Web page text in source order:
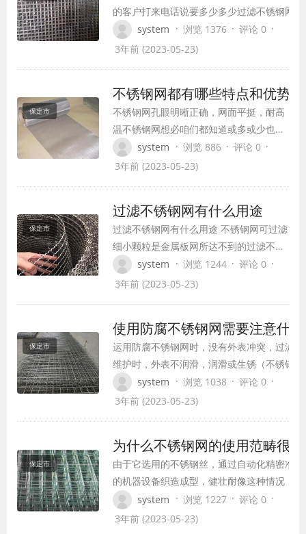
的客户打来电话说要多少多少过滤不锈钢网
我们报价从前会说报价高，高的离谱，贵上
倍。可是这儿边存在着许多的误解， 许多客
有多少个孔便是多少目，可这对我们作…
system · 浏览 1376 · 评论 0 ·
3年前 (2023-05-23)
保定市
不锈钢网都有哪些特点和优势
不锈钢网孔眼明晰正确，网面平挺，耐高
温不锈钢网想必咱们都知道或多或少也听
说过的，由于它在咱们日子的每个旮旯都
会用到。金属筛网孔眼明晰正确、网面平
金属筛网用黄铜丝、磷铜丝、不锈钢丝为
质料织成，金属丝粗细标准依照要求设
定。蚕丝筛网…
system · 浏览 886 · 评论 0 ·
3年前 (2023-05-23)
保定市
过滤不锈钢网有什么用途
过滤不锈钢网有什么用途 不锈钢网可过滤
细小颗粒是金属板网所达不到的过滤不锈
钢网用处：首要用于气体、液体过滤及其
他介质别离；酸、碱环境条件下筛分和过
力过滤器、燃油过滤、真空过滤器、空气
滤清器及散热处理，做滤芯质料。 也可用
于修建、…
system · 浏览 1244 · 评论 0 ·
3年前 (2023-05-23)
保定市
使用防腐不锈钢网需要注意什么
运用防腐不锈钢网时，没有外表冲突，过滤或
维护时，外表不润滑，润滑或生锈（不锈钢会
生锈）长时刻在自然界中运用，所以外表防腐
不锈钢网眼喷涂工艺被以为是不过，有些客户
前，烤箱的温度有必要高于200度。假如没有
到达温度，当粉末在…
system · 浏览 1038 · 评论 0 ·
3年前 (2023-05-23)
保定市
为什么不锈钢网的使用范畴很广
由于它选用的不锈钢丝，通过自动化精密准确
的机器设备织造成型，健壮耐像这种情况，存
户向该厂注明，是可以加工定做的，那样也就
免去了前期铆接的费事不锈钢网多用于筛分，
system · 浏览 1227 · 评论 0 ·
3年前 (2023-05-23)